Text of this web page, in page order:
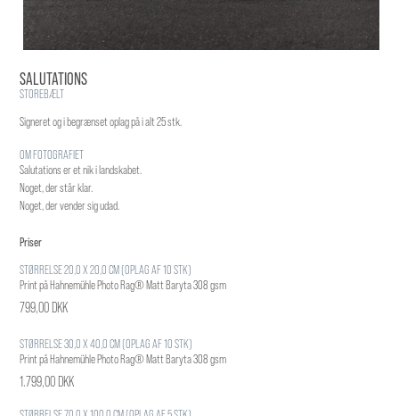
SALUTATIONS
STOREBÆLT
Signeret og i begrænset oplag på i alt 25 stk.
OM FOTOGRAFIET
Salutations er et nik i landskabet.
Noget, der står klar.
Noget, der vender sig udad.
Priser
STØRRELSE 20,0 X 20,0 CM (OPLAG AF 10 STK)
Print på Hahnemühle Photo Rag® Matt Baryta 308 gsm
799,00 DKK
STØRRELSE 30,0 X 40,0 CM (OPLAG AF 10 STK)
Print på Hahnemühle Photo Rag® Matt Baryta 308 gsm
1.799,00 DKK